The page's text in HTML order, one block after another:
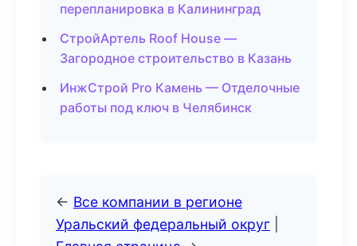
перепланировка в Калининград
СтройАртель Roof House —
Загородное строительство в Казань
ИнжСтрой Pro Камень — Отделочные
работы под ключ в Челябинск
← Все компании в регионе
Уральский федеральный округ